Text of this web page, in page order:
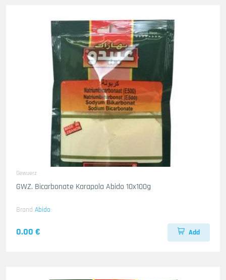
Gewuerz
GWZ. Bicarbonate Karapola Abido 10x100g
Brand Abido
0.00 € Add